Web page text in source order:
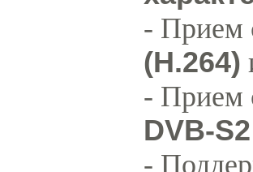
- Прием
(H.264)
- Прием
DVB-
-